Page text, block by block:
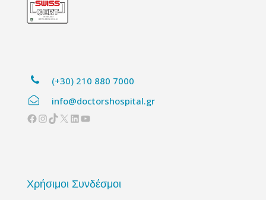
(+30) 210 880 7000
info@doctorshospital.gr
Facebook
Instagram
TikTok
X Linkedin
YouTube
Χρήσιμοι Συνδέσμοι